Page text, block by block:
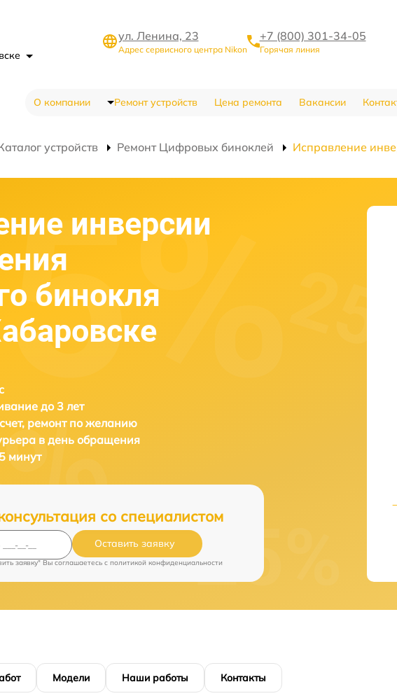
ул. Ленина, 23
Адрес сервисного центра Nikon
+7 (800) 301-34-05
Горячая линия
О компании Ремонт устройств Цена ремонта Вакансии
устройств Ремонт Цифровых биноклей Исправление
инверсии
бинокля
до 3 лет
ремонт по желанию
в день обращения
минут
со специалистом
Оставить заявку
заявку" Вы соглашаетесь c политикой конфиденциальности
Модели Наши работы Контакты